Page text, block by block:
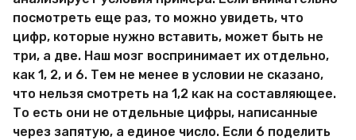
посмотреть еще раз, то можно увидеть, что
цифр, которые нужно вставить, может быть не
три, а две. Наш мозг воспринимает их отдельно,
как 1, 2, и 6. Тем не менее в условии не сказано,
что нельзя смотреть на 1,2 как на составляющее.
То есть они не отдельные цифры, написанные
через запятую, а единое число. Если 6 поделить